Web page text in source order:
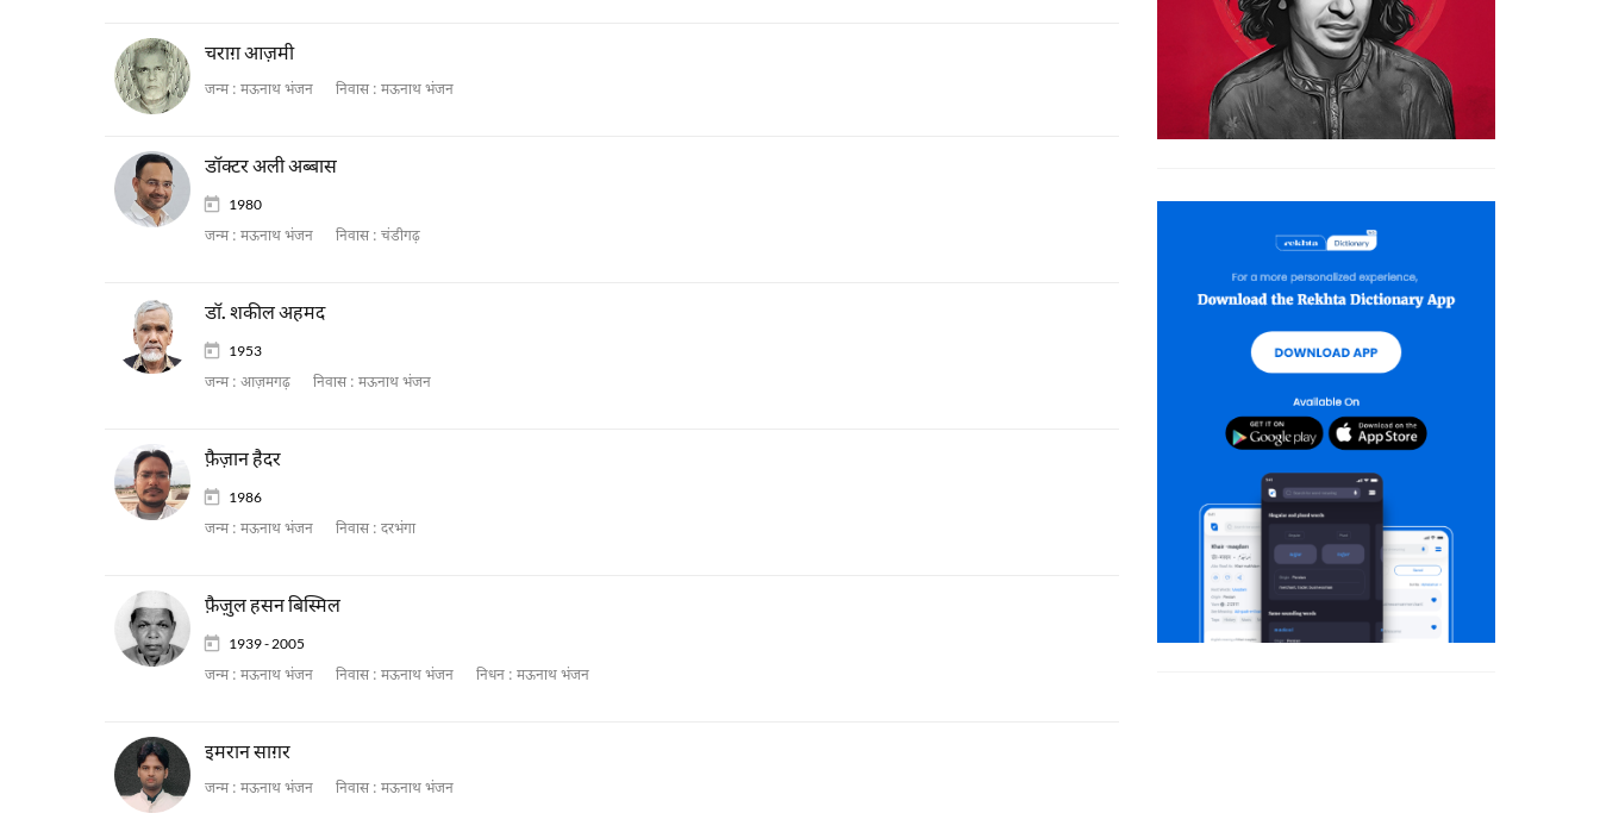
चराग़ आज़मी
जन्म : मऊनाथ भंजन निवास : मऊनाथ भंजन
डॉक्टर अली अब्बास
1980
जन्म : मऊनाथ भंजन निवास : चंडीगढ़
डॉ. शकील अहमद
1953
जन्म : आज़मगढ़ निवास : मऊनाथ भंजन
फ़ैज़ान हैदर
1986
जन्म : मऊनाथ भंजन निवास : दरभंगा
फ़ैज़ुल हसन बिस्मिल
1939 - 2005
जन्म : मऊनाथ भंजन निवास : मऊनाथ भंजन निधन : मऊनाथ भंजन
इमरान साग़र
जन्म : मऊनाथ भंजन निवास : मऊनाथ भंजन